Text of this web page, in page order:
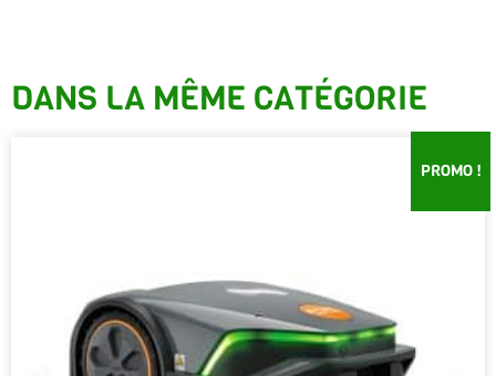
DANS LA MÊME CATÉGORIE
PROMO !